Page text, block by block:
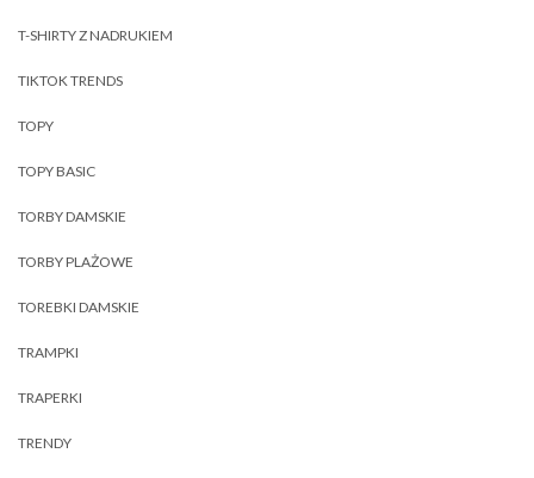
T-SHIRTY Z NADRUKIEM
TIKTOK TRENDS
TOPY
TOPY BASIC
TORBY DAMSKIE
TORBY PLAŻOWE
TOREBKI DAMSKIE
TRAMPKI
TRAPERKI
TRENDY